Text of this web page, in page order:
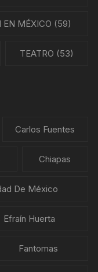
EN MÉXICO (59)
TEATRO (53)
Carlos Fuentes
Chiapas
De México
Efraín Huerta
Fantomas